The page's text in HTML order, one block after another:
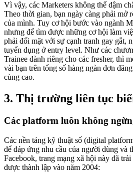
Vì vậy, các Marketers không thể dậm
Theo thời gian, bạn ngày càng phải mở
của mình. Tuy cơ hội bước vào ngành
nhưng để tìm được những cơ hội làm
phải đối mặt với sự cạnh tranh gay gắt,
tuyển dụng ở entry level. Như các
Trainee dành riêng cho các fresher, thì
vài bạn trên tổng số hàng ngàn đơn
cùng cao.
3. Thị trường liên tục
Các platform luôn không
Các nền tảng kỹ thuật số (digital
để đáp ứng nhu cầu của người dùng và
Facebook, trang mạng xã hội này đã
được thành lập vào năm 2004: